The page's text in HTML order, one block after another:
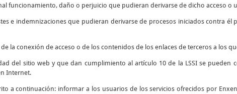
funcionamiento, daño o perjuicio que pudieran derivarse de dicho acceso o
e indemnizaciones que pudieran derivarse de procesos iniciados contra
la conexión de acceso o de los contenidos de los enlaces de terceros a los
del sitio web y que dan cumplimiento al artículo 10 de la LSSI se pueden
Internet.
a continuación: informar a los usuarios de los servicios ofrecidos por